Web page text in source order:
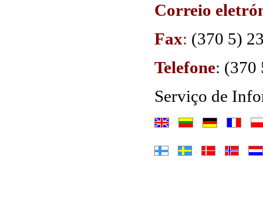
Correio
Fax: (370 5)
Telefone: (370
Serviço de